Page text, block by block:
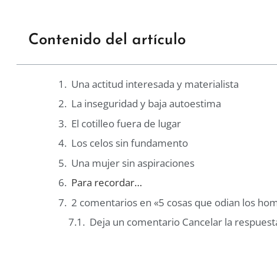
Contenido del artículo
Una actitud interesada y materialista
La inseguridad y baja autoestima
El cotilleo fuera de lugar
Los celos sin fundamento
Una mujer sin aspiraciones
Para recordar…
2 comentarios en «5 cosas que odian los
Deja un comentario Cancelar la